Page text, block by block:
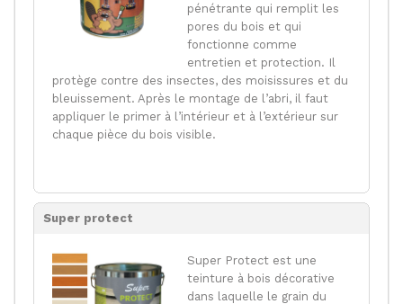
pénétrante qui remplit les
pores du bois et qui
fonctionne comme
entretien et protection. Il
protège contre des insectes, des moisissures et du
bleuissement. Après le montage de l’abri, il faut
appliquer le primer à l’intérieur et à l’extérieur sur
chaque pièce du bois visible.
Super protect
Super Protect est une
teinture à bois décorative
dans laquelle le grain du